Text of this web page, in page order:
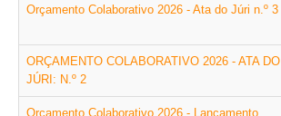
TRANSPORTES
IMPRENSA
Orçamento Colaborativo 2026 - Ata do Júri n.º 3
ORÇAMENTO COLABORATIVO 2026 - ATA DO
JÚRI: N.º 2
Orçamento Colaborativo 2026 - Lançamento